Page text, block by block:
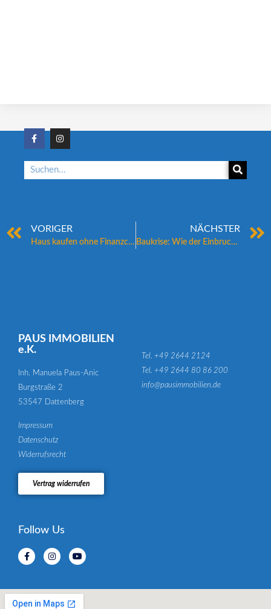
VORIGER
Haus kaufen ohne Finanzchaos: Diese Dinge muss man vorher wissen
NÄCHSTER
Baukrise: Wie der Einbruch beim Neubau die Immobilienpreise beeinflusst
PAUS IMMOBILIEN
e.K.
Inh. Manuela Paus-Anic
Burgstraße 2
53547 Dattenberg
Tel. +49 2644 2124
Tel. +49 2644 80 86 200
info@pausimmobilien.de
Impressum
Datenschutz
Widerrufsrecht
Vertrag widerrufen
Follow Us